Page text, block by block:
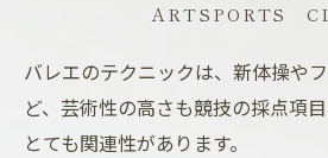
ARTSPORTS
バレエのテクニックは、新体操や
ど、芸術性の高さも競技の採点項
とても関連性があります。